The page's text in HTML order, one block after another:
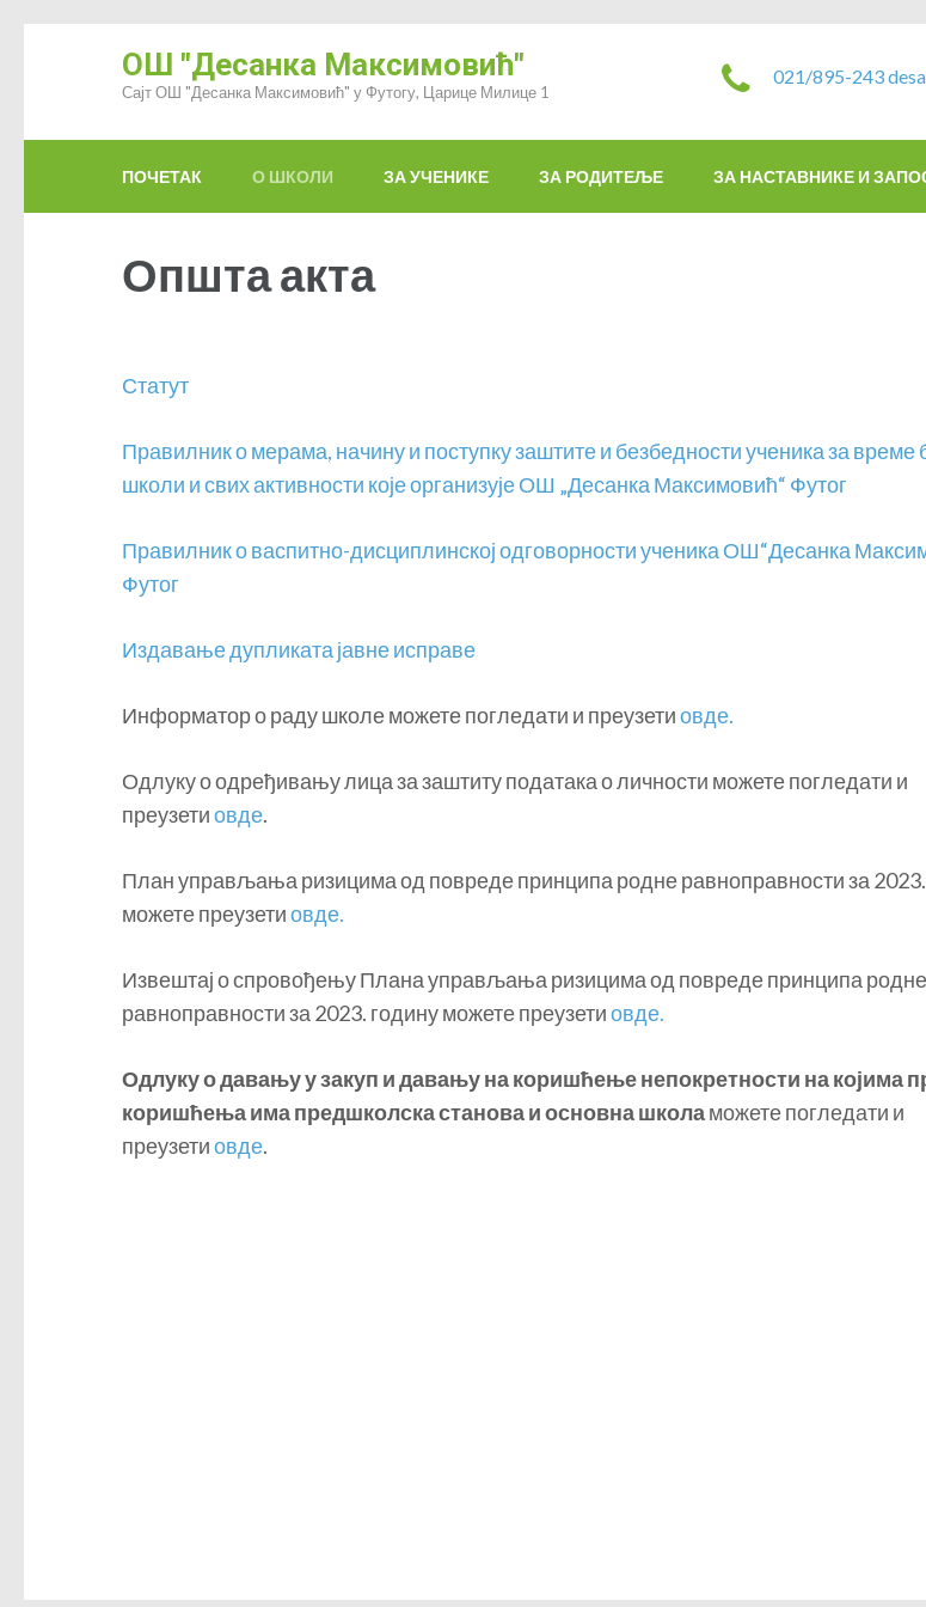
ОШ "Десанка Максимовић"
Сајт ОШ "Десанка Максимовић" у Футогу, Царице Милице 1
021/895-243
ПОЧЕТАК О ШКОЛИ ЗА УЧЕНИКЕ ЗА РОДИТЕЉЕ ЗА НАСТАВНИКЕ И
Општа акта
Статут
Правилник о мерама, начину и поступку заштите и безбедности ученика за време
школи и свих активности које организује ОШ „Десанка Максимовић“ Футог
Правилник о васпитно-дисциплинској одговорности ученика ОШ“Десанка
Футог
Издавање дупликата јавне исправе
Информатор о раду школе можете погледати и преузетиовде.
Одлуку о одређивању лица за заштиту података о личности можете погледати и
преузетиовде.
План управљања ризицима од повреде принципа родне равноправности за
можете преузетиовде.
Извештај о спровођењу Плана управљања ризицима од повреде принципа родне
равноправности за 2023. годину можете преузетиовде.
Одлуку о давању у закуп и давању на коришћење непокретности на којима
коришћења има предшколска станова и основна школаможете погледати и
преузетиовде.